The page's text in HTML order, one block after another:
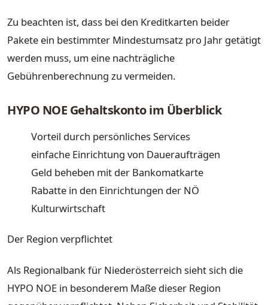
Zu beachten ist, dass bei den Kreditkarten beider
Pakete ein bestimmter Mindestumsatz pro Jahr getätigt
werden muss, um eine nachträgliche
Gebührenberechnung zu vermeiden.
HYPO NOE Gehaltskonto im Überblick
Vorteil durch persönliches Services
einfache Einrichtung von Daueraufträgen
Geld beheben mit der Bankomatkarte
Rabatte in den Einrichtungen der NÖ
Kulturwirtschaft
Der Region verpflichtet
Als Regionalbank für Niederösterreich sieht sich die
HYPO NOE in besonderem Maße dieser Region